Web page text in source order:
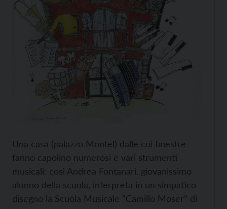
Una casa (palazzo Montel) dalle cui finestre
fanno capolino numerosi e vari strumenti
musicali: così Andrea Fontanari, giovanissimo
alunno della scuola, interpreta in un simpatico
disegno la Scuola Musicale “Camillo Moser” di